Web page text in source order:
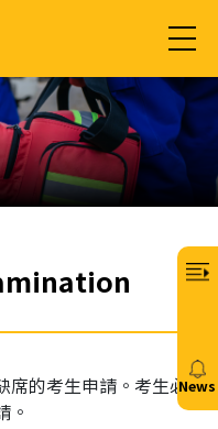
席的考生申請。考生必
。
News